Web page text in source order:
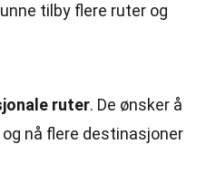
tilby flere ruter og
ruter. De ønsker å
nå flere destinasjoner